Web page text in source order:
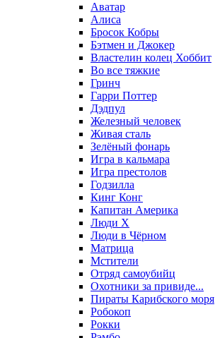
Аватар
Алиса
Бросок Кобры
Бэтмен и Джокер
Властелин колец Хоббит
Во все тяжкие
Гринч
Гарри Поттер
Дэдпул
Железный человек
Живая сталь
Зелёный фонарь
Игра в кальмара
Игра престолов
Годзилла
Кинг Конг
Капитан Америка
Люди X
Люди в Чёрном
Матрица
Мстители
Отряд самоубийц
Охотники за привиде...
Пираты Карибского моря
Робокоп
Рокки